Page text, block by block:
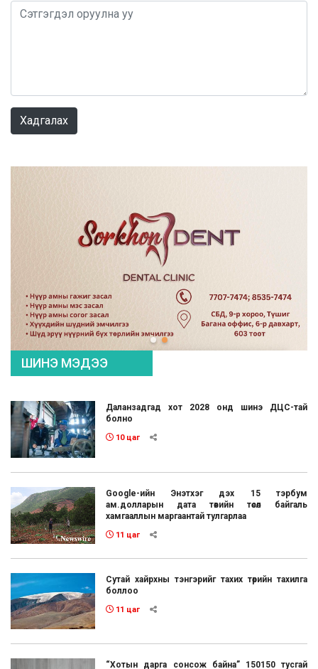
Хадгалах
ШИНЭ МЭДЭЭ
Даланзадгад хот 2028 онд шинэ ДЦС-тай
болно
10 цаг
Google-ийн Энэтхэг дэх 15 тэрбум
ам.долларын дата төвийн төсөл байгаль
хамгааллын маргаантай тулгарлаа
11 цаг
Сутай хайрхны тэнгэрийг тахих төрийн тахилга
боллоо
11 цаг
“Хотын дарга сонсож байна” 150150 тусгай